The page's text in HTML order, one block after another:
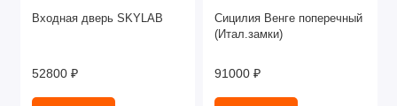
Входная дверь SKYLAB
52800 ₽
Сицилия Венге поперечный
(Итал.замки)
91000 ₽